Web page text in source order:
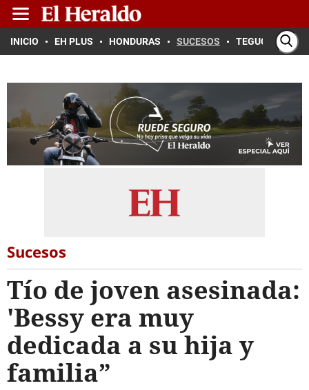
INICIO EH PLUS HONDURAS SUCESOS TEGUCIGALPA
Sucesos
Tío de joven asesinada:
'Bessy era muy
dedicada a su hija y
familia”